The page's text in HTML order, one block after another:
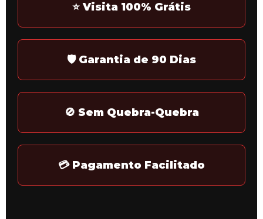
⭐ Visita 100% Grátis
🛡️ Garantia de 90 Dias
🚫 Sem Quebra-Quebra
💳 Pagamento Facilitado